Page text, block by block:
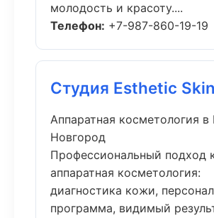
молодость и красоту....
Телефон: +7-987-860-19-19
Студия Esthetic Skin
Аппаратная косметология
Новгород
Профессиональный подход
аппаратная косметология:
диагностика кожи,
программа, видимый